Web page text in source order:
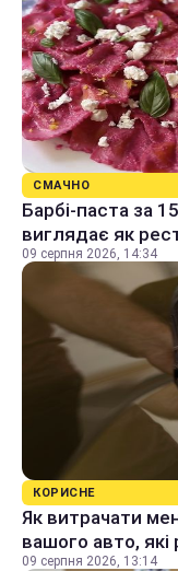
СМАЧНО
Барбі-паста за
виглядає як
09 серпня 2026, 14:34
КОРИСНЕ
Як витрачати
вашого авто,
09 серпня 2026, 13:14